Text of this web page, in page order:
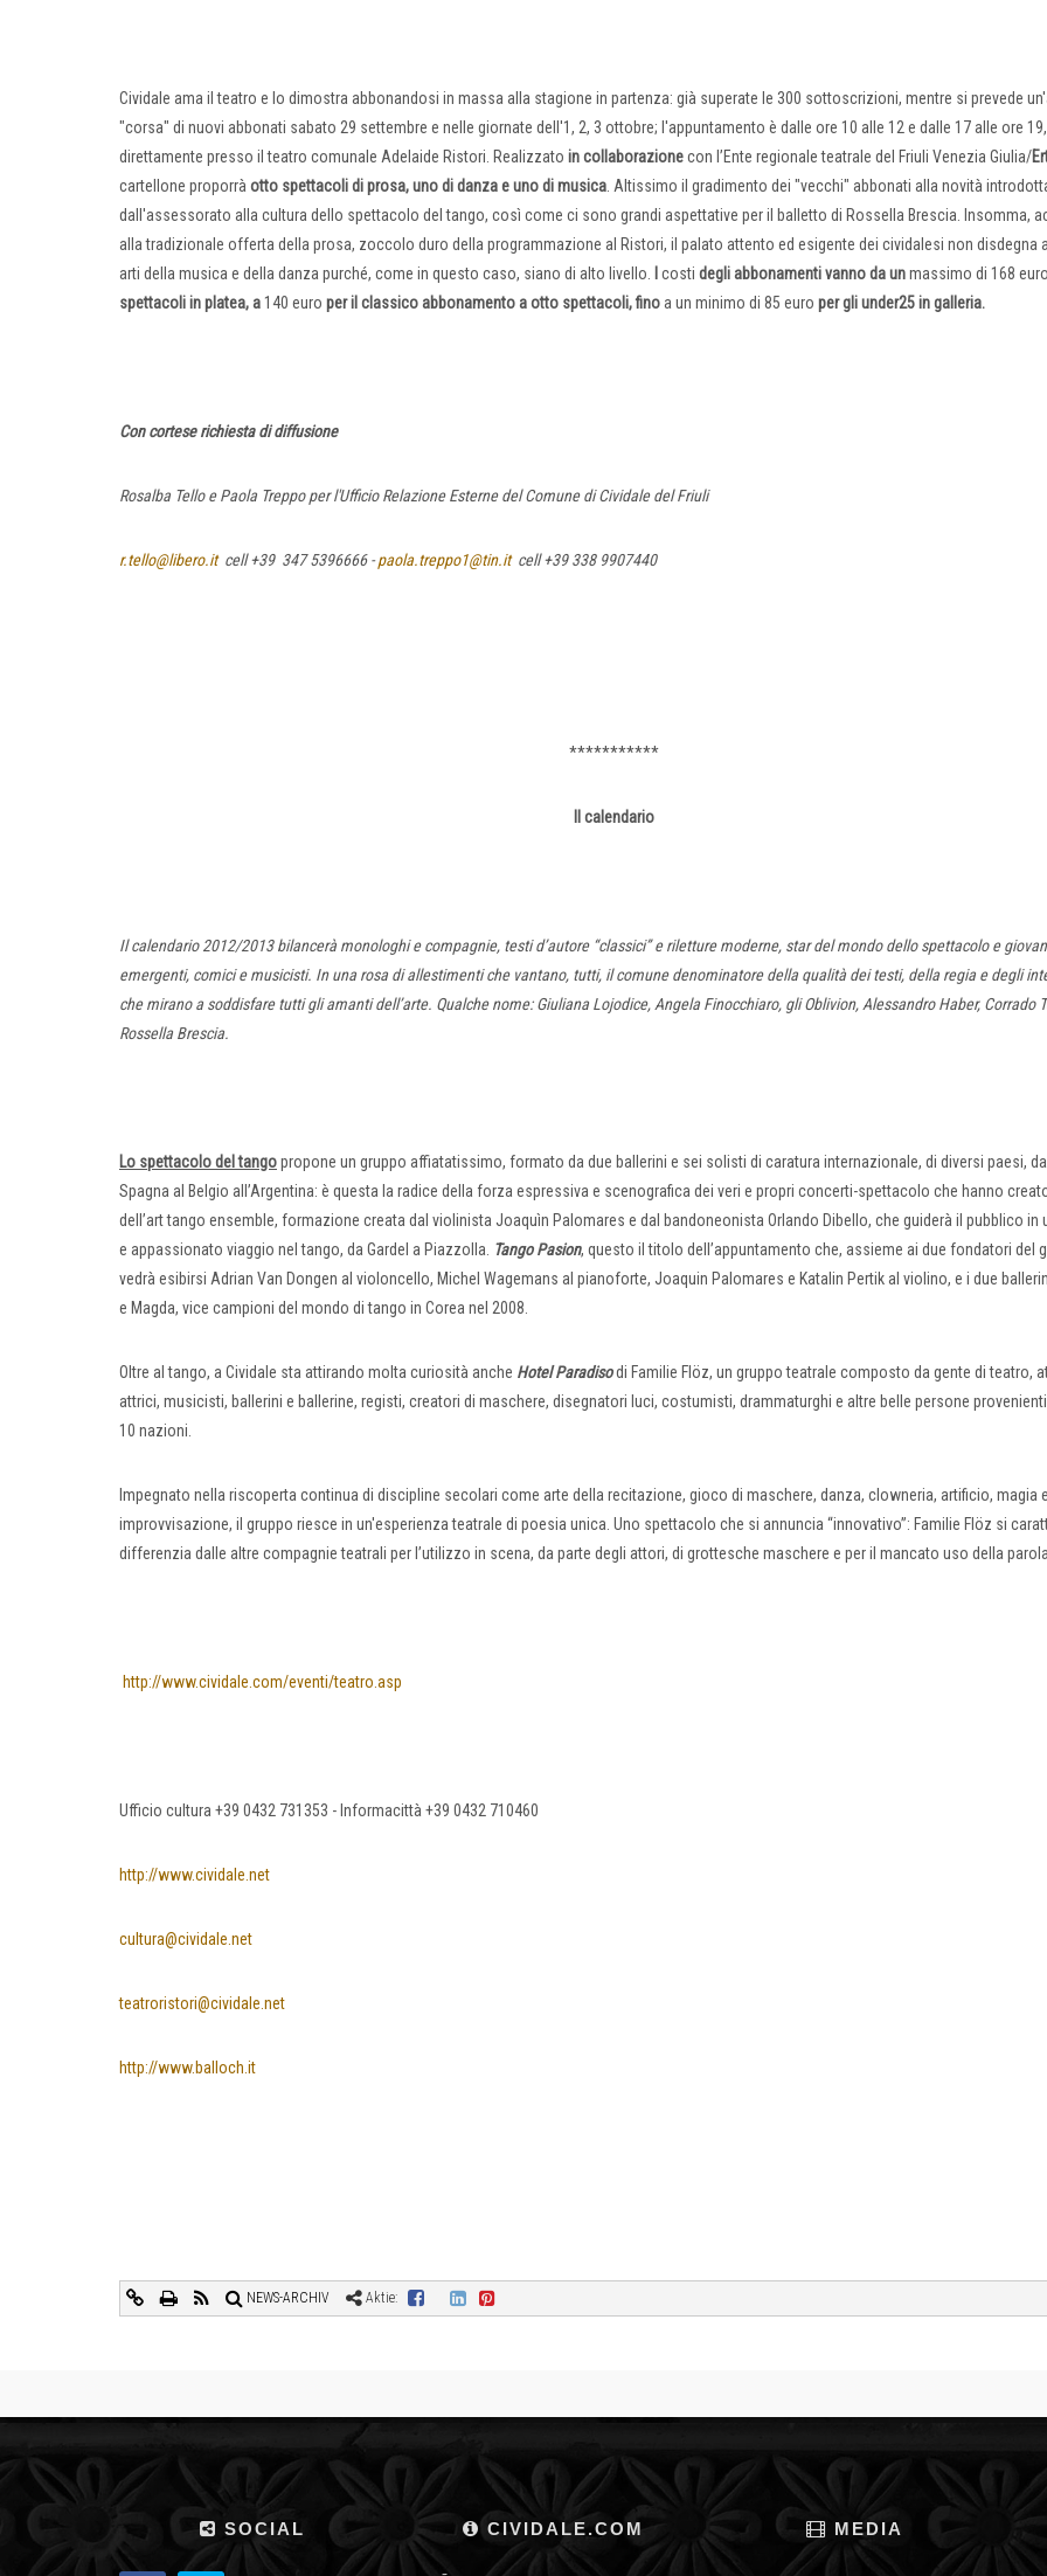
Cividale ama il teatro e lo dimostra abbonandosi in massa alla stagione in partenza: già superate le 300 sottoscrizioni, mentre si prevede
"corsa" di nuovi abbonati sabato 29 settembre e nelle giornate dell'1, 2, 3 ottobre; l'appuntamento è dalle ore 10 alle 12 e dalle 17 alle ore 19,
direttamente presso il teatro comunale Adelaide Ristori. Realizzato in collaborazionecon l’Ente regionale teatrale del Friuli Venezia Giulia/
cartellone proporrà otto spettacoli di prosa, uno di danza e uno di musica. Altissimo il gradimento dei "vecchi" abbonati alla novità
dall'assessorato alla cultura dello spettacolo del tango, così come ci sono grandi aspettative per il balletto di Rossella Brescia. Insomma,
alla tradizionale offerta della prosa, zoccolo duro della programmazione al Ristori, il palato attento ed esigente dei cividalesi non disdegna
arti della musica e della danza purché, come in questo caso, siano di alto livello.
costi degli abbonamenti vanno da unmassimo di 168 euro
spettacoli in platea, a 140 euro per il classico abbonamento a otto spettacoli, finoa un minimo di 85 euro per gli under25 in galleria.
Con cortese richiesta di diffusione
Rosalba Tello e Paola Treppo per l'Ufficio Relazione Esterne del Comune di Cividale del Friuli
r.tello@libero.itcell +39 347 5396666 -paola.treppo1@tin.itcell +39 338 9907440
***********
Il calendario
Il calendario 2012/2013 bilancerà monologhi e compagnie, testi d’autore “classici” e riletture moderne, star del mondo dello spettacolo e
emergenti, comici e musicisti. In una rosa di allestimenti che vantano, tutti, il comune denominatore della qualità dei testi, della regia e degli
che mirano a soddisfare tutti gli amanti dell’arte. Qualche nome: Giuliana Lojodice, Angela Finocchiaro, gli Oblivion, Alessandro Haber, Corrado
Rossella Brescia.
Lo spettacolo del tangopropone un gruppo affiatatissimo, formato da due ballerini e sei solisti di caratura internazionale, di diversi paesi,
Spagna al Belgio all’Argentina: è questa la radice della forza espressiva e scenografica dei veri e propri concerti-spettacolo che hanno
dell’art tango ensemble, formazione creata dal violinista Joaquìn Palomares e dal bandoneonista Orlando Dibello, che guiderà il pubblico in
e appassionato viaggio nel tango, da Gardel a Piazzolla. Tango Pasion, questo il titolo dell’appuntamento che, assieme ai due fondatori del
vedrà esibirsi Adrian Van Dongen al violoncello, Michel Wagemans al pianoforte, Joaquin Palomares e Katalin Pertik al violino, e i due
e Magda, vice campioni del mondo di tango in Corea nel 2008.
Oltre al tango, a Cividale sta attirando molta curiosità anche Hotel Paradisodi Familie Flöz, un gruppo teatrale composto da gente di teatro,
attrici, musicisti, ballerini e ballerine, registi, creatori di maschere, disegnatori luci, costumisti, drammaturghi e altre belle persone
10 nazioni.
Impegnato nella riscoperta continua di discipline secolari come arte della recitazione, gioco di maschere, danza, clowneria, artificio, magia e
improvvisazione, il gruppo riesce in un'esperienza teatrale di poesia unica. Uno spettacolo che si annuncia “innovativo”: Familie Flöz si
differenzia dalle altre compagnie teatrali per l’utilizzo in scena, da parte degli attori, di grottesche maschere e per il mancato uso della
http://www.cividale.com/eventi/teatro.asp
Ufficio cultura +39 0432 731353 - Informacittà +39 0432 710460
http://www.cividale.net
cultura@cividale.net
teatroristori@cividale.net
http://www.balloch.it
NEWS-ARCHIV Aktie:
SOCIAL CIVIDALE.COM MEDIA